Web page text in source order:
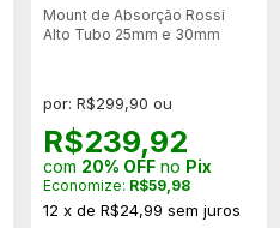
Mount de Absorção Rossi
Alto Tubo 25mm e 30mm
por: R$299,90 ou
R$239,92
com 20% OFF no Pix
Economize: R$59,98
12 xdeR$24,99 sem juros